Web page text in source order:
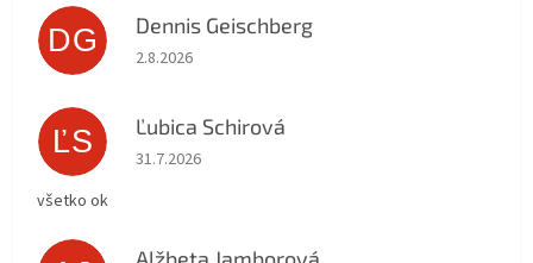
DG Dennis Geischberg
Hodnotenie obchodu je 5 z 5 hviezdičiek.
2.8.2026
ĽS Ľubica Schirová
Hodnotenie obchodu je 5 z 5 hviezdičiek.
31.7.2026
všetko ok